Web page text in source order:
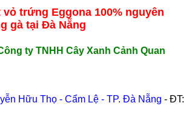
trứng Eggona 100% nguyên
gà tại Đà Nẵng
ty TNHH Cây Xanh Cảnh Quan
Hữu Thọ - Cẩm Lệ - TP. Đà Nẵng - ĐT: